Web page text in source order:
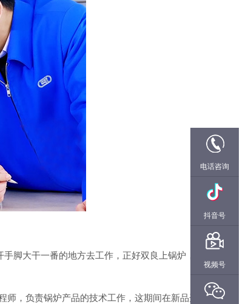
脚大干一番的地方去工作，正好双良上锅炉，在
师，负责锅炉产品的技术工作，这期间在新品开发
电话咨询
抖音号
视频号